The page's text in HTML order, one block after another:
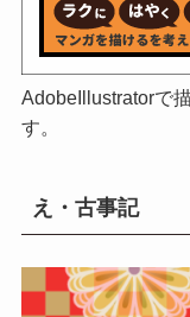
AdobeIllustratorで
す。
え・古事記